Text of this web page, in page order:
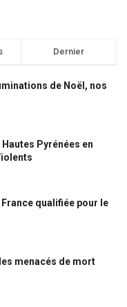
Dernier
de Noël, nos
Pyrénées en
France qualifiée pour le
menacés de mort